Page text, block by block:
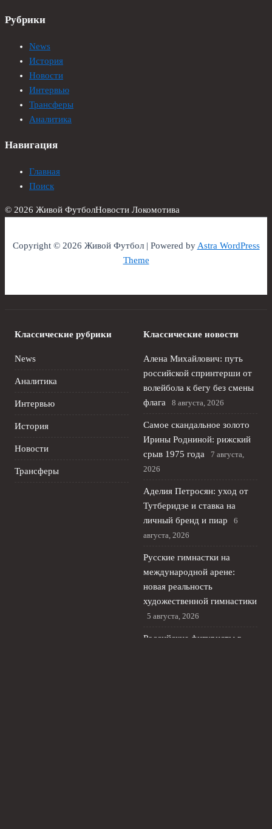
Рубрики
News
История
Новости
Интервью
Трансферы
Аналитика
Навигация
Главная
Поиск
© 2026 Живой ФутболНовости Локомотива
Copyright © 2026 Живой Футбол | Powered byAstra WordPress
Theme
Классические рубрики
News
Аналитика
Интервью
История
Новости
Трансферы
Классические новости
Алена Михайлович: путь
российской спринтерши от
волейбола к бегу без смены
флага
8 августа, 2026
Самое скандальное золото
Ирины Родниной: рижский
срыв 1975 года
7 августа,
2026
Аделия Петросян: уход от
Тутберидзе и ставка на
личный бренд и пиар
6
августа, 2026
Русские гимнастки на
международной арене:
новая реальность
художественной гимнастики
5 августа, 2026
Российские фигуристы в